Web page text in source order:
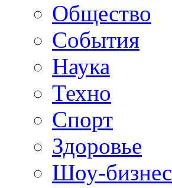
Общество
События
Наука
Техно
Спорт
Здоровье
Шоу-бизнес